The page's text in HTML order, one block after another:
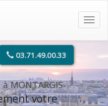
03.71.49.00.33
MONTARGIS
votre